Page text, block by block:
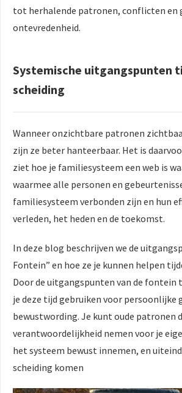
tot herhalende patronen, conflicten en
ontevredenheid.
Systemische uitgangspunten
scheiding
Wanneer onzichtbare patronen
zijn ze beter hanteerbaar. Het is
ziet hoe je familiesysteem een web is
waarmee alle personen en
familiesysteem verbonden zijn en hun
verleden, het heden en de toekomst.
In deze blog beschrijven we de
Fontein” en hoe ze je kunnen helpen
Door de uitgangspunten van de fontein
je deze tijd gebruiken voor persoonlijke
bewustwording. Je kunt oude patronen
verantwoordelijkheid nemen voor je
het systeem bewust innemen, en
scheiding komen